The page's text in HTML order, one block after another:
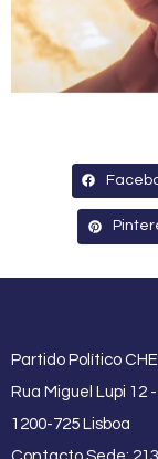
Partido Político
Rua Miguel Lupi 12 -
1200-725 Lisboa